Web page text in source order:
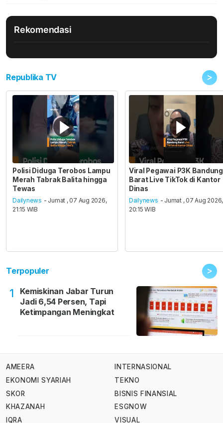
Rekomendasi
Republika TV >
Polisi Diduga Terobos Lampu
Merah Tabrak Balita hingga
Tewas
Dailynews - Jumat , 07 Aug 2026,
21:15 WIB
Viral Pegawai P3K Bandung
Barat Live TikTok di Kantor
Dinas
Dailynews - Jumat , 07 Aug 2026,
20:15 WIB
Terpopuler >
1
Kemiskinan Jabar Turun
Jadi 6,54 Persen, Tapi
Ketimpangan Meningkat
AMEERA
EKONOMI SYARIAH
SKOR
KHAZANAH
IQRA
INTERNASIONAL
TEKNO
BISNIS FINANSIAL
ESGNOW
VISUAL